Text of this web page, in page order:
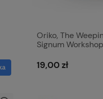
Oriko, The
Signum Workshop
19,00 zł